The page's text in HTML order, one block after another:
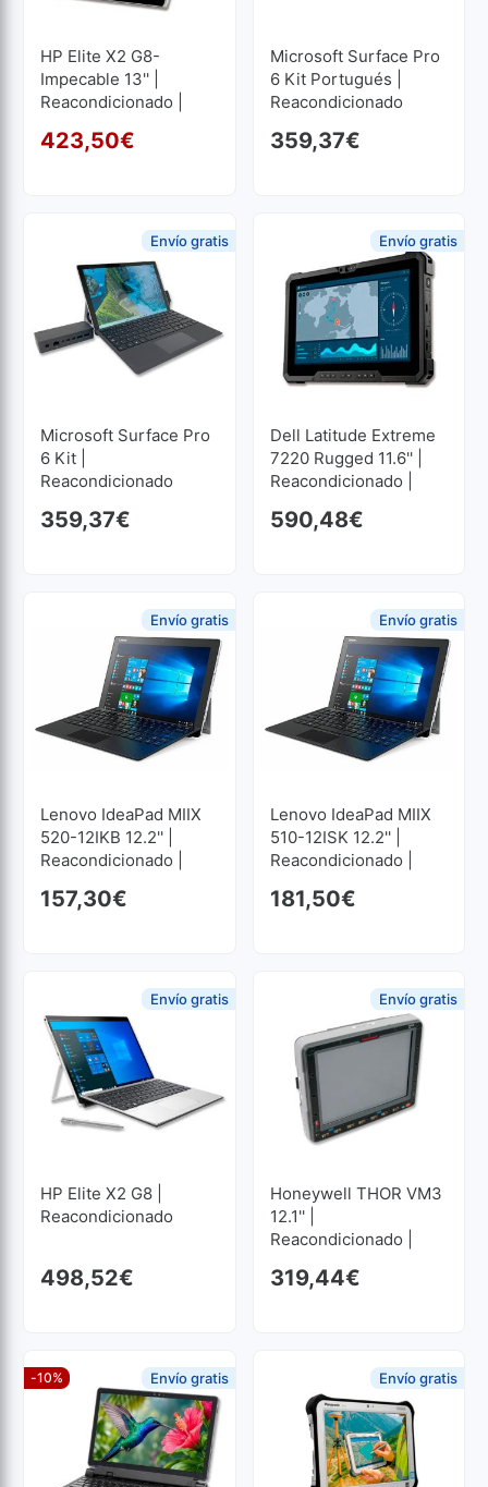
HP Elite X2 G8-
Impecable 13'' |
Reacondicionado |
RAM | 256 GB SSD M2
El precio original era:
423,50€
El precio actual es:
Microsoft Surface Pro
6 Kit Portugués |
Reacondicionado
359,37€
Microsoft Surface Pro
6 Kit |
Reacondicionado
359,37€
Envío gratis
Dell Latitude Extreme
7220 Rugged 11.6'' |
Reacondicionado |
RAM | 256 GB SSD M2
590,48€
Envío gratis
Lenovo IdeaPad MIIX
520-12IKB 12.2'' |
Reacondicionado |
RAM | 128 GB SSD M2
157,30€
Envío gratis
Lenovo IdeaPad MIIX
510-12ISK 12.2'' |
Reacondicionado |
RAM | 256 GB SSD M2
181,50€
Envío gratis
HP Elite X2 G8 |
Reacondicionado
498,52€
Envío gratis
Honeywell THOR VM3
12.1'' |
Reacondicionado |
RAM | 64 GB SSD M2
319,44€
Envío gratis
-10% Envío gratis Envío gratis